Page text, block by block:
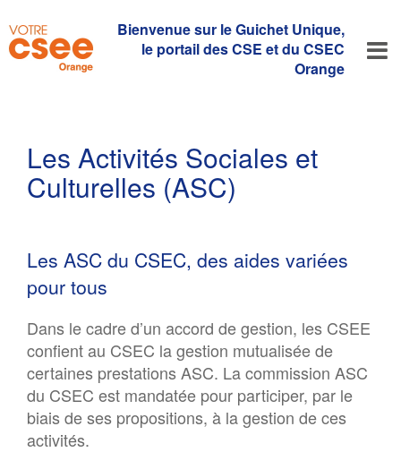
Bienvenue sur le Guichet Unique,
le portail des CSE et du CSEC
Orange
Les Activités Sociales et
Culturelles (ASC)
Les ASC du CSEC, des aides variées
pour tous
Dans le cadre d’un accord de gestion, les CSEE
confient au CSEC la gestion mutualisée de
certaines prestations ASC. La commission ASC
du CSEC est mandatée pour participer, par le
biais de ses propositions, à la gestion de ces
activités.